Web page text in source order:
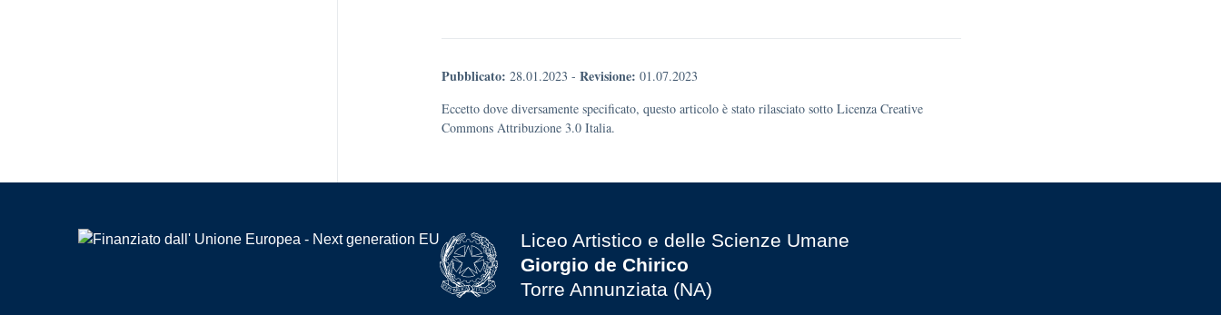
Pubblicato: 28.01.2023 - Revisione: 01.07.2023
Eccetto dove diversamente specificato, questo articolo è stato rilasciato sotto Licenza Creative
Commons Attribuzione 3.0 Italia.
Liceo Artistico e delle Scienze Umane
Giorgio de Chirico
Torre Annunziata (NA)